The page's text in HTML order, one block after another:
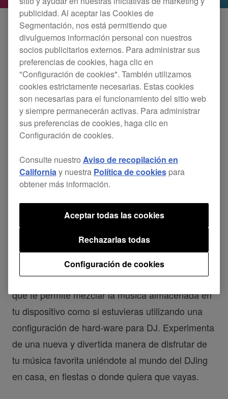
La aplicación para Android incluye todas las
características de sus predecesores en iOS, lo
que te permite mezclar la música almacenada en
tu dispositivo como si estuvieras utilizando una
configuración de hard-ware para DJ. Experimenta
de una nueva y divertida manera de disfrutar de
tu música favorita uniéndote al mundo del DJing
en casa, en fiestas o donde quiera que vayas.
publicidad. Al aceptar las Cookies de
Segmentación, nos está permitiendo que
divulguemos información personal con nuestros
socios publicitarios externos. Para administrar sus
preferencias de cookies, haga clic en
"Configuración de cookies". También utilizamos
cookies estrictamente necesarias. Estas cookies
son necesarias para el funcionamiento del sitio web
y siempre permanecerán activas. Para administrar
sus preferencias de cookies, haga clic en
Configuración de cookies.
Consulte nuestro Aviso de recopilación en
Californiay nuestra Política de cookiespara
obtener más información.
Configuración de cookies
Rechazarlas todas
Aceptar todas las cookies